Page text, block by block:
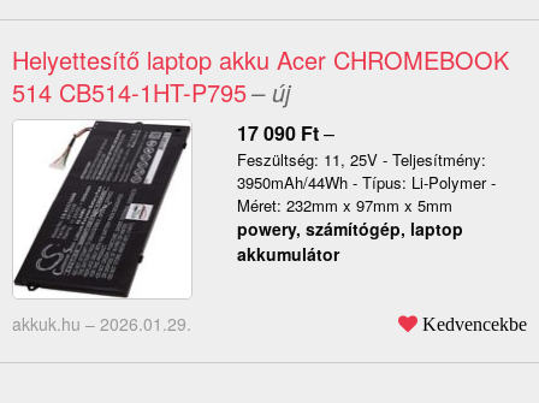
Helyettesítő laptop akku Acer CHROMEBOOK
514 CB514-1HT-P795– új
17 090 Ft–
Feszültség: 11, 25V - Teljesítmény:
3950mAh/44Wh - Típus: Li-Polymer -
Méret: 232mm x 97mm x 5mm
powery, számítógép, laptop
akkumulátor
akkuk.hu – 2026.01.29. Kedvencekbe